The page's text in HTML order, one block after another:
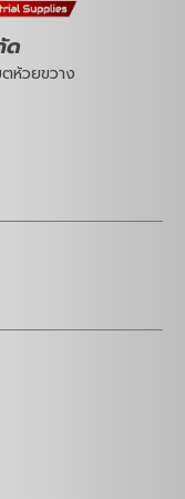
ด
ตห้วยขวาง